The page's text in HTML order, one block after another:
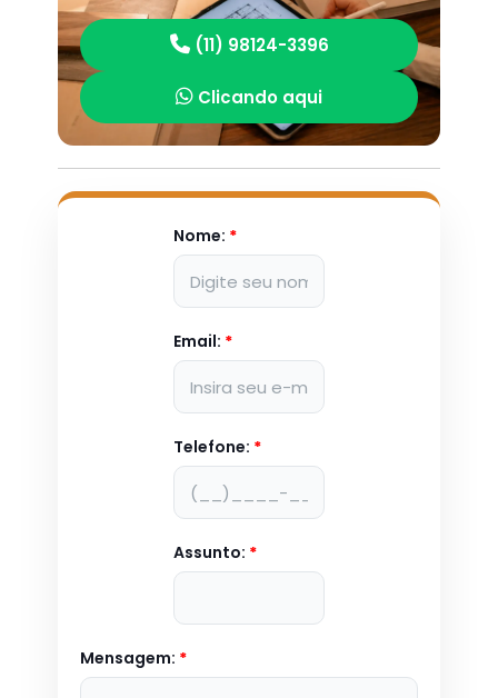
(11) 98124-3396
Clicando aqui
Nome: *
Email: *
Telefone: *
Assunto: *
Mensagem: *